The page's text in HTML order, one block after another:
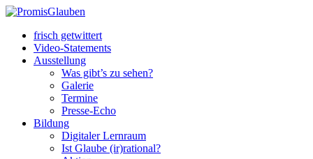
frisch getwittert
Video-Statements
Ausstellung
Was gibt’s zu sehen?
Galerie
Termine
Presse-Echo
Bildung
Digitaler Lernraum
Ist Glaube (ir)rational?